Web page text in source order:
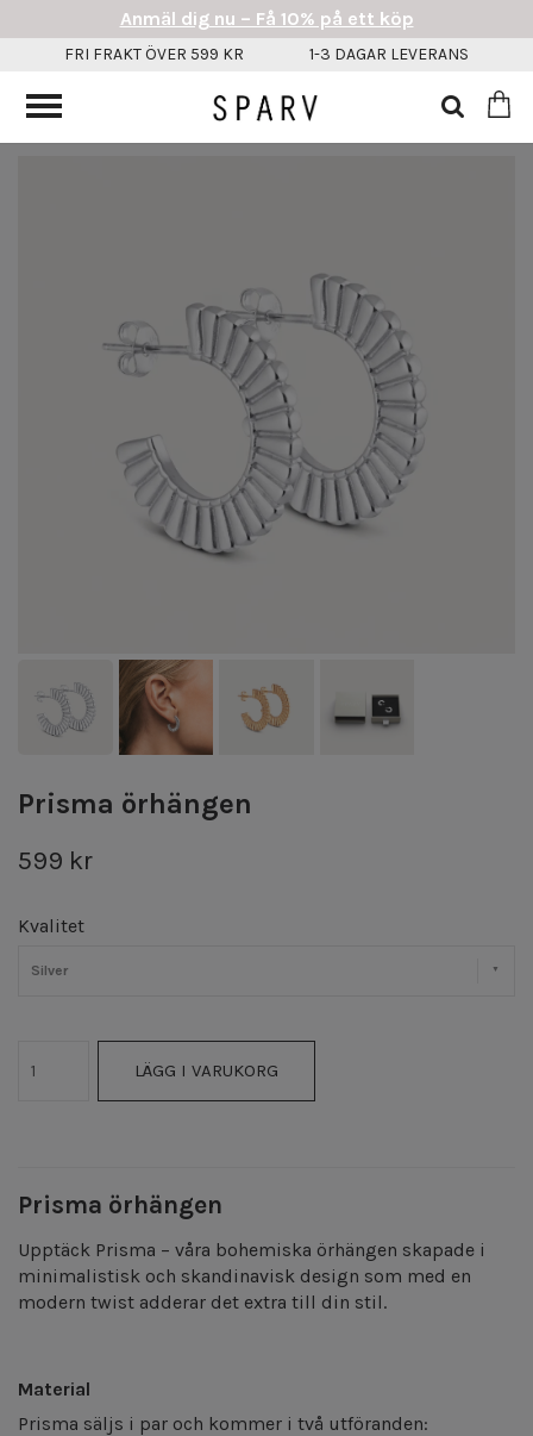
Prisma örhängen
599 kr
Kvalitet
Silver
LÄGG I VARUKORG
Prisma örhängen
Upptäck Prisma – våra bohemiska örhängen skapade i
minimalistisk och skandinavisk design som med en
modern twist adderar det extra till din stil.
Material
Prisma säljs i par och kommer i två utföranden:
Anmäl dig nu – Få 10% på ett köp
FRI FRAKT ÖVER 599 KR 1-3 DAGAR LEVERANS